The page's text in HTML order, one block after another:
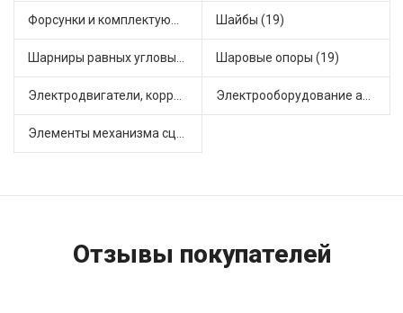
Форсунки и комплектующие (1) Шайбы (19)
Шарниры равных угловых скоростей, приводные валы (1) Шаровые опоры (19)
Электродвигатели, корректоры и приводы автомобильн (22) Электрооборудование автомобилей (25)
Элементы механизма сцепления (63)
Отзывы покупателей